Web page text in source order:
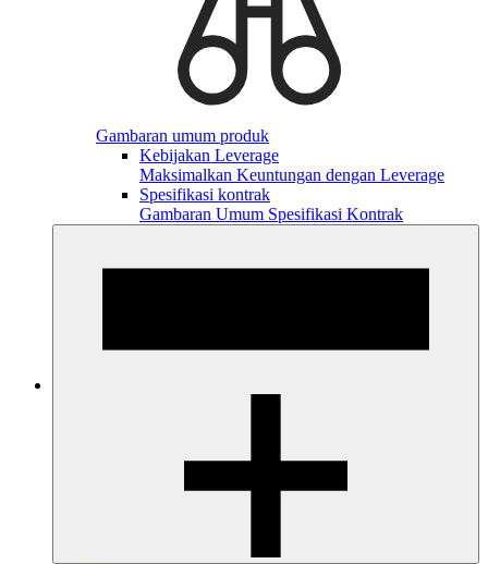
Gambaran umum produk
Kebijakan Leverage
Maksimalkan Keuntungan dengan Leverage
Spesifikasi kontrak
Gambaran Umum Spesifikasi Kontrak